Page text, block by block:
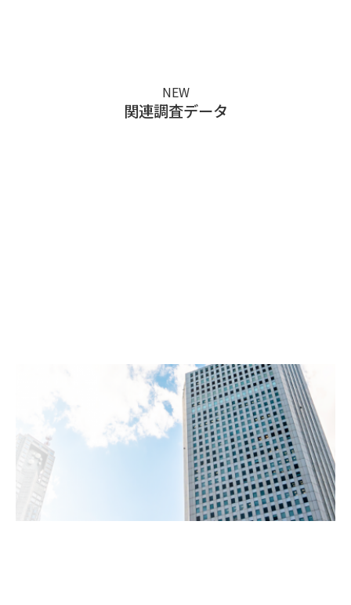
NEW
関連調査データ